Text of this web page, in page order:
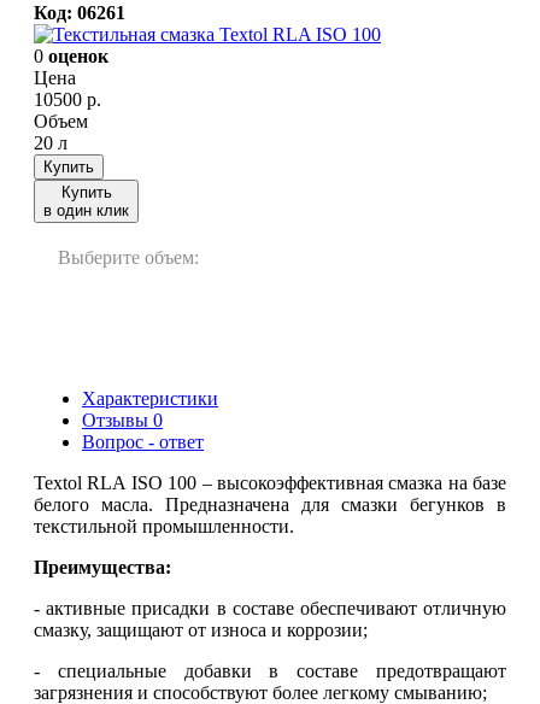
Код: 06261
0 оценок
Цена
10500 р.
Объем
20 л
Купить
Купить
в один клик
Выберите объем:
Характеристики
Отзывы 0
Вопрос - ответ
Textol RLA ISO 100 – высокоэффективная смазка на базе
белого масла. Предназначена для смазки бегунков в
текстильной промышленности.
Преимущества:
- активные присадки в составе обеспечивают отличную
смазку, защищают от износа и коррозии;
- специальные добавки в составе предотвращают
загрязнения и способствуют более легкому смыванию;